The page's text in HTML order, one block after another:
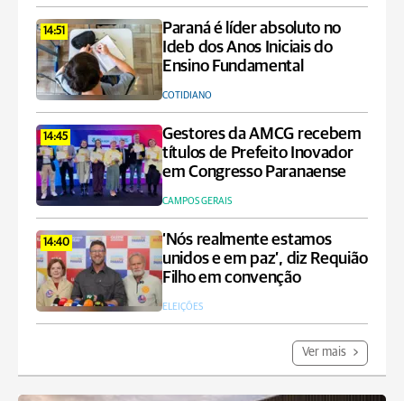
14:51
Paraná é líder absoluto no
Ideb dos Anos Iniciais do
Ensino Fundamental
COTIDIANO
14:45
Gestores da AMCG recebem
títulos de Prefeito Inovador
em Congresso Paranaense
CAMPOS GERAIS
14:40
‘Nós realmente estamos
unidos e em paz’, diz Requião
Filho em convenção
ELEIÇÕES
Ver mais